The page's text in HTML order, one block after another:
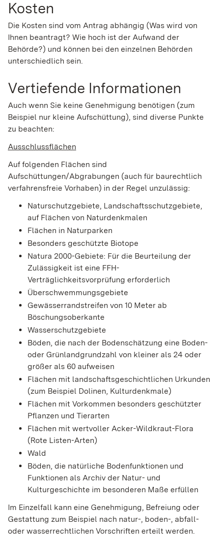
Kosten
Die Kosten sind vom Antrag abhängig (Was wird von
Ihnen beantragt? Wie hoch ist der Aufwand der
Behörde?) und können bei den einzelnen Behörden
unterschiedlich sein.
Vertiefende Informationen
Auch wenn Sie keine Genehmigung benötigen (zum
Beispiel nur kleine Aufschüttung), sind diverse Punkte
zu beachten:
Ausschlussflächen
Auf folgenden Flächen sind
Aufschüttungen/Abgrabungen (auch für baurechtlich
verfahrensfreie Vorhaben) in der Regel unzulässig:
Naturschutzgebiete, Landschaftsschutzgebiete,
auf Flächen von Naturdenkmalen
Flächen in Naturparken
Besonders geschützte Biotope
Natura 2000-Gebiete: Für die Beurteilung der
Zulässigkeit ist eine FFH-
Verträglichkeitsvorprüfung erforderlich
Überschwemmungsgebiete
Gewässerrandstreifen von 10 Meter ab
Böschungsoberkante
Wasserschutzgebiete
Böden, die nach der Bodenschätzung eine Boden-
oder Grünlandgrundzahl von kleiner als 24 oder
größer als 60 aufweisen
Flächen mit landschaftsgeschichtlichen Urkunden
(zum Beispiel Dolinen, Kulturdenkmale)
Flächen mit Vorkommen besonders geschützter
Pflanzen und Tierarten
Flächen mit wertvoller Acker-Wildkraut-Flora
(Rote Listen-Arten)
Wald
Böden, die natürliche Bodenfunktionen und
Funktionen als Archiv der Natur- und
Kulturgeschichte im besonderen Maße erfüllen
Im Einzelfall kann eine Genehmigung, Befreiung oder
Gestattung zum Beispiel nach natur-, boden-, abfall-
oder wasserrechtlichen Vorschriften erteilt werden.